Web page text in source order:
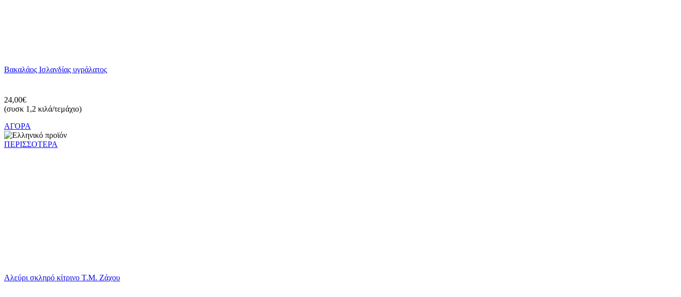
Βακαλάος Ισλανδίας υγράλατος
24,00€
(συσκ 1,2 κιλά/τεμάχιο)
ΑΓΟΡΑ
ΠΕΡΙΣΣΟΤΕΡΑ
Αλεύρι σκληρό κίτρινο Τ.Μ. Ζάχου